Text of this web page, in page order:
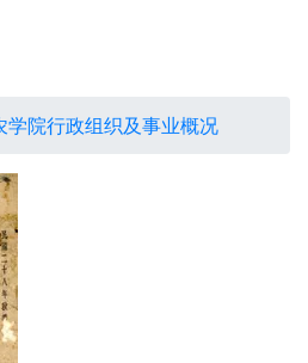
学院行政组织及事业概况